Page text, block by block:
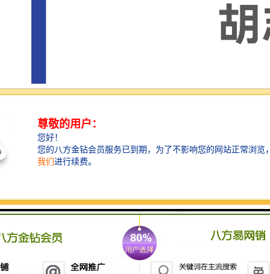
展望未来，中际全体同仁将以 “追赶客户期待，我们一